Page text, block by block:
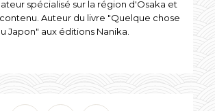
spécialisé sur la région d'Osaka et
Auteur du livre "Quelque chose
Japon" aux éditions Nanika.